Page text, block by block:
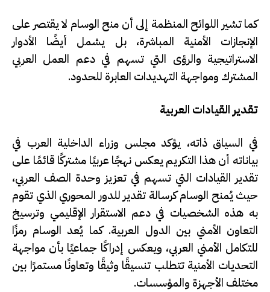
كما تشير اللوائح المنظمة إلى أن منح الوسام لا يقتصر على
الإنجازات الأمنية المباشرة، بل يشمل أيضًا الأدوار
الاستراتيجية والرؤى التي تسهم في دعم العمل العربي
المشترك ومواجهة التهديدات العابرة للحدود.
تقدير القيادات العربية
في السياق ذاته، يؤكد مجلس وزراء الداخلية العرب في
بياناته أن هذا التكريم يعكس نهجًا عربيًا مشتركًا قائمًا على
تقدير القيادات التي تسهم في تعزيز وحدة الصف العربي،
حيث يُمنح الوسام كرسالة تقدير للدور المحوري الذي تقوم
به هذه الشخصيات في دعم الاستقرار الإقليمي وترسيخ
التعاون الأمني بين الدول العربية. كما يُعد الوسام رمزًا
للتكامل الأمني العربي، ويعكس إدراكًا جماعيًا بأن مواجهة
التحديات الأمنية تتطلب تنسيقًا وثيقًا وتعاونًا مستمرًا بين
مختلف الأجهزة والمؤسسات.